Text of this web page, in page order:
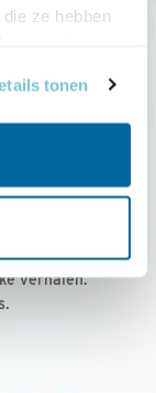
ze hebben
tonen
per jaar
met
verhalen.